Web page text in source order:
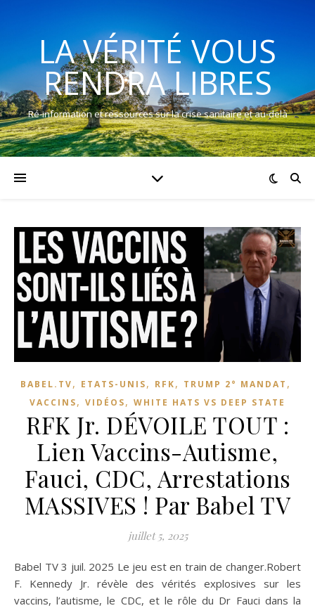
LA VÉRITÉ VOUS
RENDRA LIBRES
Ré-information et ressources sur la crise sanitaire et au-delà
BABEL.TV, ETATS-UNIS, RFK, TRUMP 2° MANDAT ,
VACCINS, VIDÉOS, WHITE HATS VS DEEP STATE
RFK Jr. DÉVOILE TOUT :
Lien Vaccins-Autisme,
Fauci, CDC, Arrestations
MASSIVES ! Par Babel TV
juillet 5, 2025
Babel TV 3 juil. 2025 Le jeu est en train de changer.Robert
F. Kennedy Jr. révèle des vérités explosives sur les
vaccins, l’autisme, le CDC, et le rôle du Dr Fauci dans la